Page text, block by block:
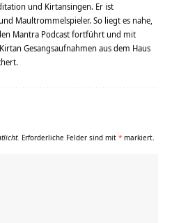
und Kirtansingen. Er ist
Maultrommelspieler. So liegt es nahe,
Mantra Podcast fortführt und mit
Gesangsaufnahmen aus dem Haus
Erforderliche Felder sind mit * markiert.